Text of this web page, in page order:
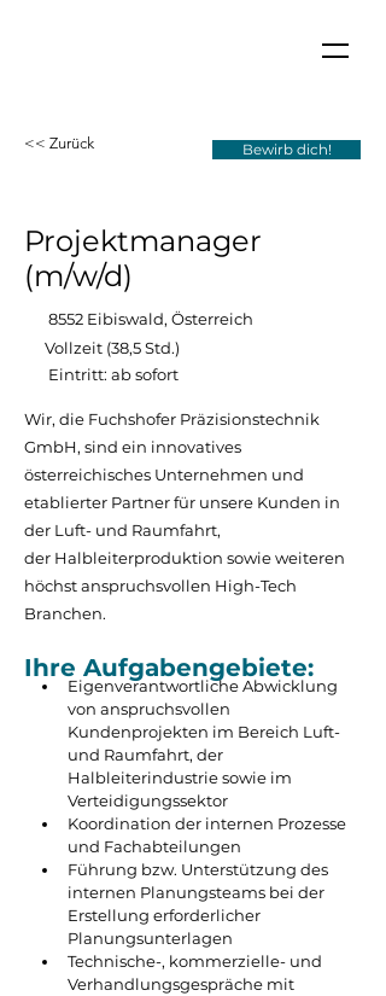
<< Zurück Bewirb dich!
Projektmanager
(m/w/d)
8552 Eibiswald, Österreich
Vollzeit (38,5 Std.)
Eintritt: ab sofort
Wir, die Fuchshofer Präzisionstechnik
GmbH, sind ein innovatives
österreichisches Unternehmen und
etablierter Partner für unsere Kunden in
der Luft- und Raumfahrt,
der Halbleiterproduktion sowie weiteren
höchst anspruchsvollen High-Tech
Branchen.
Ihre Aufgabengebiete:
Eigenverantwortliche Abwicklung
von anspruchsvollen
Kundenprojekten im Bereich Luft-
und Raumfahrt, der
Halbleiterindustrie sowie im
Verteidigungssektor
Koordination der internen Prozesse
und Fachabteilungen
Führung bzw. Unterstützung des
internen Planungsteams bei der
Erstellung erforderlicher
Planungsunterlagen
Technische-, kommerzielle- und
Verhandlungsgespräche mit